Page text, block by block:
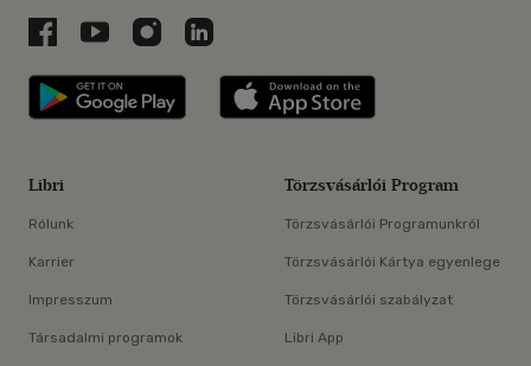
Libri a Facebookon
Libri a Youtube-on
Libri az Instagramon
Libri a LinkedInen
Libri applikáció Szerezd meg: Google
Libri
Rólunk
Karrier
Impresszum
Társadalmi programok
Törzsvásárlói Program
Törzsvásárlói Programunkról
Törzsvásárlói Kártya egyenlege
Törzsvásárlói szabályzat
Libri App